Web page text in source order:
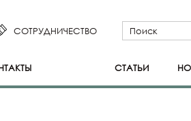
СОТРУДНИЧЕСТВО
СТАТЬИ